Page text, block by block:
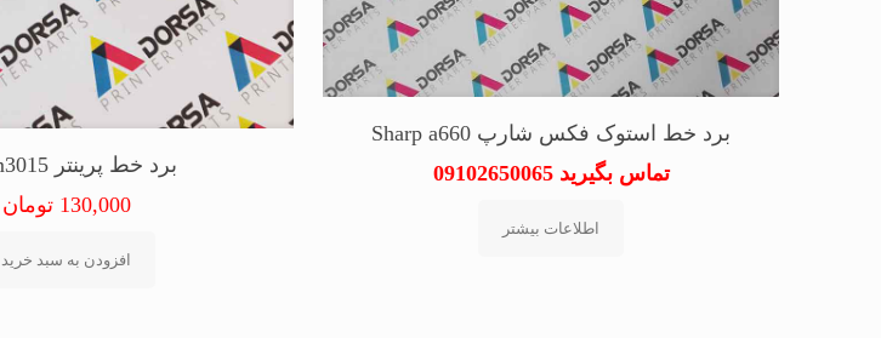
برد خط استوک فکس شارپ Sharp a660
تماس بگیرید 09102650065
اطلاعات بیشتر
برد خط پرینتر HP m3015
130,000 تومان
افزودن به سبد خرید